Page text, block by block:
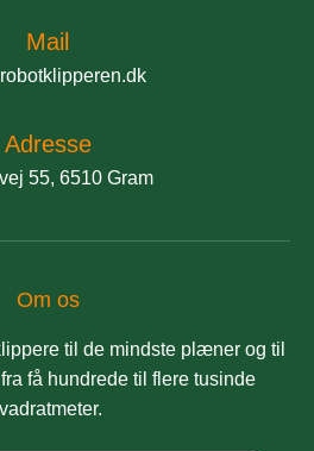
Mail
Adresse
55, 6510 Gram
Om os
til de mindste plæner og til
få hundrede til flere tusinde